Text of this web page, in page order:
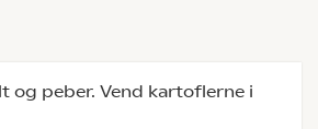
og peber. Vend kartoflerne i